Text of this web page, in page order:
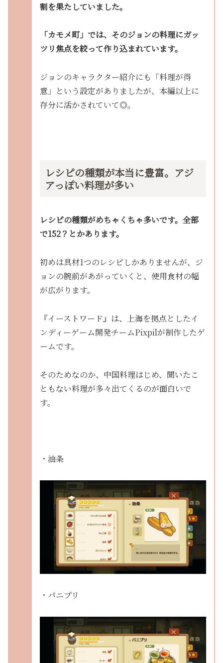
割を果たしていました。
「カモメ町」では、そのジョンの料理にガッ
ツリ焦点を絞って作り込まれています。
ジョンのキャラクター紹介にも「料理が得
意」という設定がありましたが、本編以上に
存分に活かされていて◎。
レシピの種類が本当に豊富。アジ
アっぽい料理が多い
レシピの種類がめちゃくちゃ多いです。 全部
で152？とかあります。
初めは具材1つのレシピしかありませんが、ジ
ョンの腕前があがっていくと、使用食材の幅
が広がります。
『イーストワード』は、上海を拠点としたイ
ンディーゲーム開発チームPixpilが制作したゲ
ームです。
そのためなのか、中国料理はじめ、聞いたこ
ともない料理が多々出てくるのが面白いで
す。
・油条
・パニプリ